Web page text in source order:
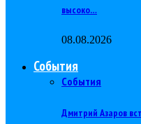
высоко…
08.08.2026
События
События
Дмитрий Азаров